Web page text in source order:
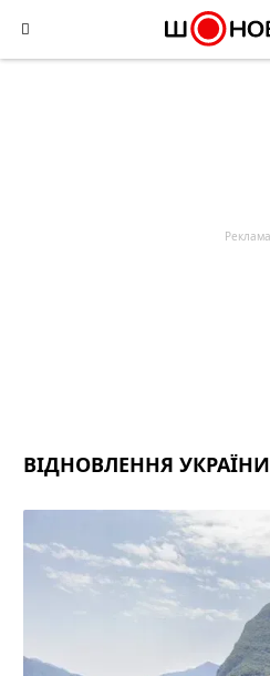
content
ВІДНОВЛЕННЯ УКРАЇНИ